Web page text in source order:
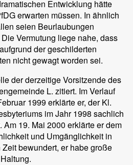
Entwicklung hätte
erwarten müssen. In ähnlich
seien Beurlaubungen
Vermutung liege nahe, dass
der geschilderten
nicht gewagt worden sei.
der derzeitige Vorsitzende des
L. zitiert. Im Verlauf
1999 erklärte er, der Kl.
im Jahr 1998 sachlich
19. Mai 2000 erklärte er dem
und Umgänglichkeit in
bewundert, er habe große